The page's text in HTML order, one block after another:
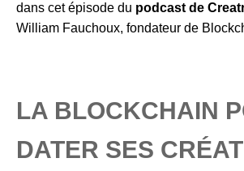
dans cet épisode du podcast de
William Fauchoux, fondateur de
LA BLOCKCHAIN
DATER SES